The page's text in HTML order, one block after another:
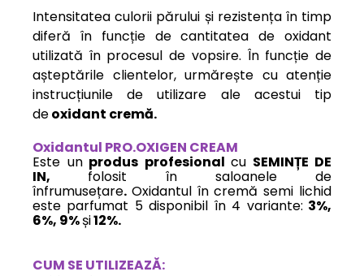
Intensitatea culorii părului și rezistența în timp
diferă în funcție de cantitatea de oxidant
utilizată în procesul de vopsire. În funcție de
așteptările clientelor, urmărește cu atenție
instrucțiunile de utilizare ale acestui tip
deoxidant cremă.
Oxidantul PRO.OXIGEN CREAM
Este unprodus profesional cu SEMINȚE DE
IN, folosit în saloanele de
înfrumusețare. Oxidantul în cremă semi lichid
este parfumat 5 disponibil în 4 variante: 3%,
6%, 9%și12%.
CUM SE UTILIZEAZĂ: